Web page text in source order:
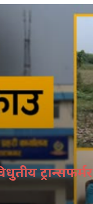
ट्रान्सफर्मर